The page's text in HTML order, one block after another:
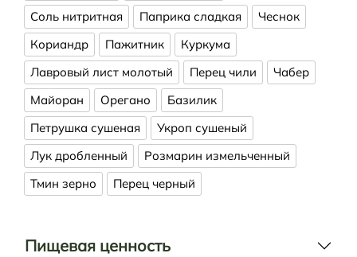
Соль нитритная
Паприка сладкая
Чеснок
Кориандр
Пажитник
Куркума
Лавровый лист молотый
Перец чили
Чабер
Майоран
Орегано
Базилик
Петрушка сушеная
Укроп сушеный
Лук дробленный
Розмарин измельченный
Тмин зерно
Перец черный
Пищевая ценность